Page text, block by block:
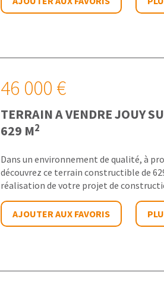
46 000 €
TERRAIN A VENDREJOUY
629 M2
Dans un environnement de qualité, à
découvrez ce terrain constructible de
réalisation de votre projet de
AJOUTER AUX FAVORIS